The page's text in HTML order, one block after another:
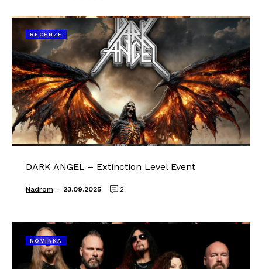
RECENZE
DARK ANGEL – Extinction Level Event
Nadrom - 23.09.2025 2
NOVINKA